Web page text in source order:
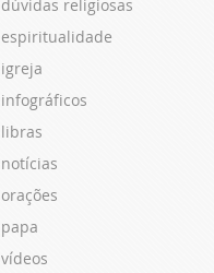
dúvidas religiosas
espiritualidade
igreja
infográficos
libras
notícias
orações
papa
vídeos